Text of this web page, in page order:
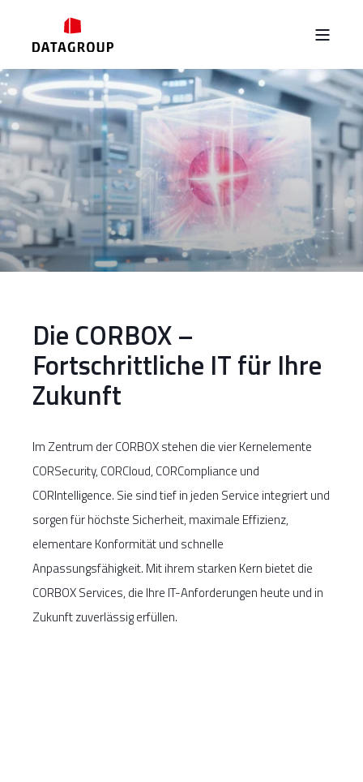
Die CORBOX –
Fortschrittliche IT für Ihre
Zukunft
Im Zentrum der CORBOX stehen die vier Kernelemente
CORSecurity, CORCloud, CORCompliance und
CORIntelligence. Sie sind tief in jeden Service integriert und
sorgen für höchste Sicherheit, maximale Effizienz,
elementare Konformität und schnelle
Anpassungsfähigkeit. Mit ihrem starken Kern bietet die
CORBOX Services, die Ihre IT-Anforderungen heute und in
Zukunft zuverlässig erfüllen.